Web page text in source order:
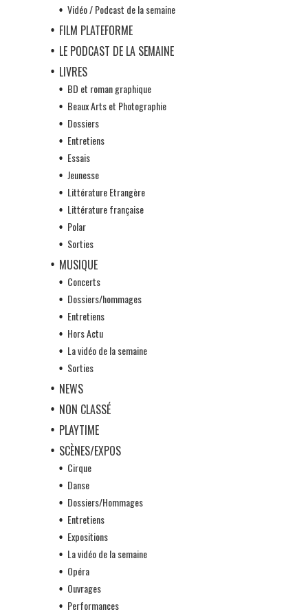
Vidéo / Podcast de la semaine
FILM PLATEFORME
LE PODCAST DE LA SEMAINE
LIVRES
BD et roman graphique
Beaux Arts et Photographie
Dossiers
Entretiens
Essais
Jeunesse
Littérature Etrangère
Littérature française
Polar
Sorties
MUSIQUE
Concerts
Dossiers/hommages
Entretiens
Hors Actu
La vidéo de la semaine
Sorties
NEWS
NON CLASSÉ
PLAYTIME
SCÈNES/EXPOS
Cirque
Danse
Dossiers/Hommages
Entretiens
Expositions
La vidéo de la semaine
Opéra
Ouvrages
Performances